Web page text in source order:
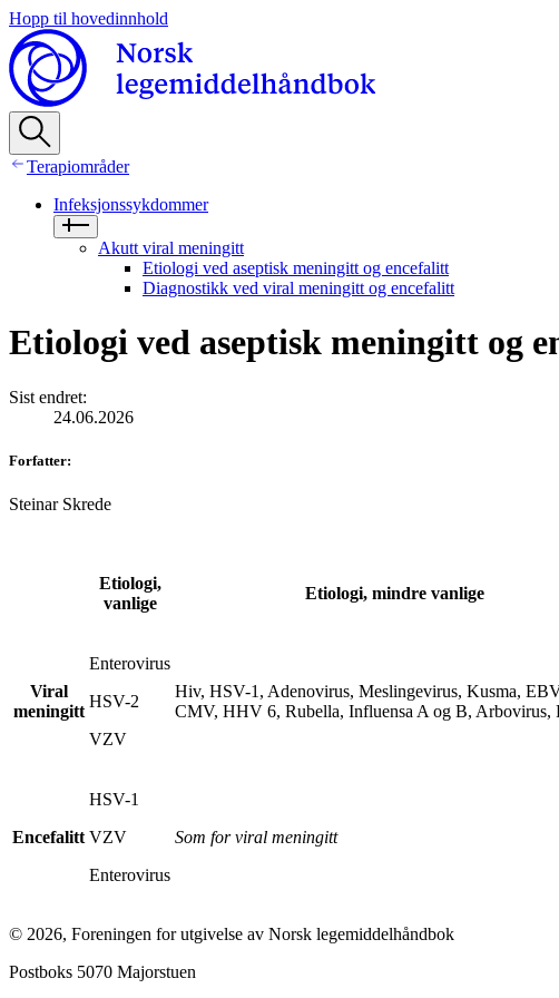
Hopp til hovedinnhold
Terapiområder
Infeksjonssykdommer
Akutt viral meningitt
Etiologi ved aseptisk meningitt og encefalitt
Diagnostikk ved viral meningitt og encefalitt
Etiologi ved aseptisk meningitt og
Sist endret:
24.06.2026
Forfatter:
Steinar Skrede
Etiologi,
vanlige
Etiologi, mindre vanlige
Viral
meningitt
Enterovirus
HSV-2
VZV
Hiv, HSV-1, Adenovirus, Meslingevirus, Kusma,
CMV, HHV 6, Rubella, Influensa A og B, Arbovirus,
Encefalitt
HSV-1
VZV
Enterovirus
Som for viral meningitt
© 2026, Foreningen for utgivelse av Norsk legemiddelhåndbok
Postboks 5070 Majorstuen